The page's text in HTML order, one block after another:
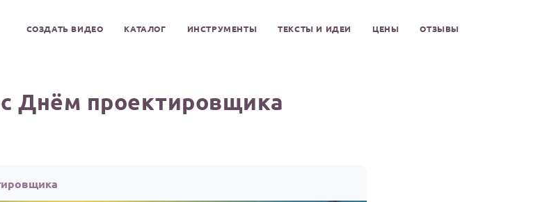
СОЗДАТЬ ВИДЕО КАТАЛОГ ИНСТРУМЕНТЫ ТЕКСТЫ И ИДЕИ ЦЕНЫ ОТЗЫВЫ
Днём проектировщика